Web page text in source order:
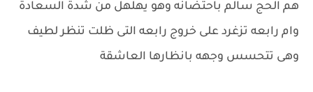
هم الحج سالم باحتضانه وهو يهلهل من شدة السعادة
وام رابعه تزغرد على خروج رابعه التى ظلت تنظر لطيف
وهى تتحسس وجهه بانظارها العاشقة